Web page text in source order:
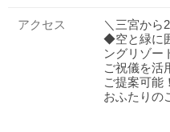
アクセス
＼三宮から
◆空と緑に
ングリゾ
ご祝儀を活
ご提案可能！
おふたりの